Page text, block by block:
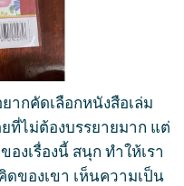
ากคัดเลือกหนังสือเล่ม
ที่ไม่ต้องบรรยายมาก แต่
องเรื่องนี้ สนุก ทำให้เรา
ดของเขา เห็นความเป็น